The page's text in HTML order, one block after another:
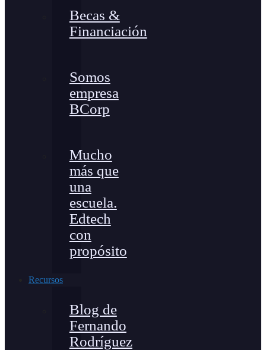
Becas &
Financiación
Somos
empresa
BCorp
Mucho
más que
una
escuela.
Edtech
con
propósito
Recursos
Blog de
Fernando
Rodríguez